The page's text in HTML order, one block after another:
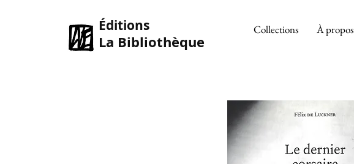
Collections À propos
Éditions
La Bibliothèque